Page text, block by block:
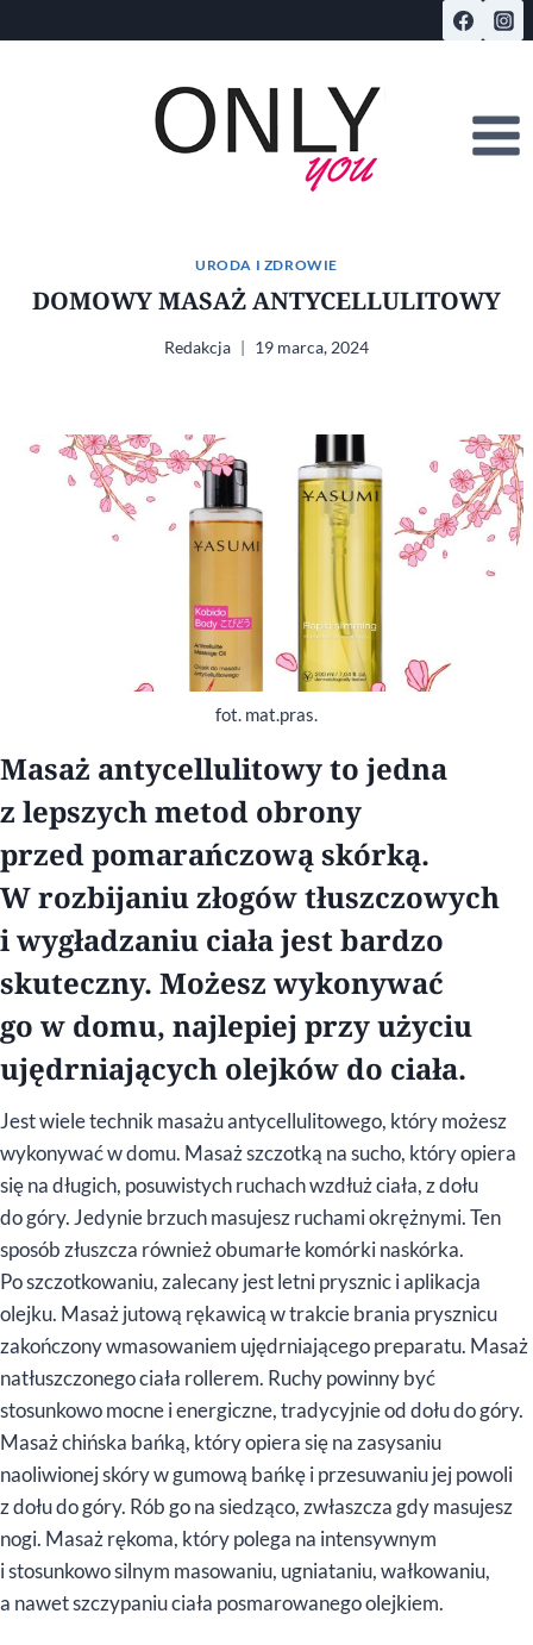
do
URODA I ZDROWIE
DOMOWY MASAŻ ANTYCELLULITOWY
Redakcja 19 marca, 2024
fot. mat.pras.
Masaż antycellulitowy to jedna
z lepszych metod obrony
przed pomarańczową skórką.
W rozbijaniu złogów tłuszczowych
i wygładzaniu ciała jest bardzo
skuteczny. Możesz wykonywać
go w domu, najlepiej przy użyciu
ujędrniających olejków do ciała.
Jest wiele technik masażu antycellulitowego, który możesz
wykonywać w domu. Masaż szczotką na sucho, który opiera
się na długich, posuwistych ruchach wzdłuż ciała, z dołu
do góry. Jedynie brzuch masujesz ruchami okrężnymi. Ten
sposób złuszcza również obumarłe komórki naskórka.
Po szczotkowaniu, zalecany jest letni prysznic i aplikacja
olejku. Masaż jutową rękawicą w trakcie brania prysznicu
zakończony wmasowaniem ujędrniającego preparatu. Masaż
natłuszczonego ciała rollerem. Ruchy powinny być
stosunkowo mocne i energiczne, tradycyjnie od dołu do góry.
Masaż chińska bańką, który opiera się na zasysaniu
naoliwionej skóry w gumową bańkę i przesuwaniu jej powoli
z dołu do góry. Rób go na siedząco, zwłaszcza gdy masujesz
nogi. Masaż rękoma, który polega na intensywnym
i stosunkowo silnym masowaniu, ugniataniu, wałkowaniu,
a nawet szczypaniu ciała posmarowanego olejkiem.